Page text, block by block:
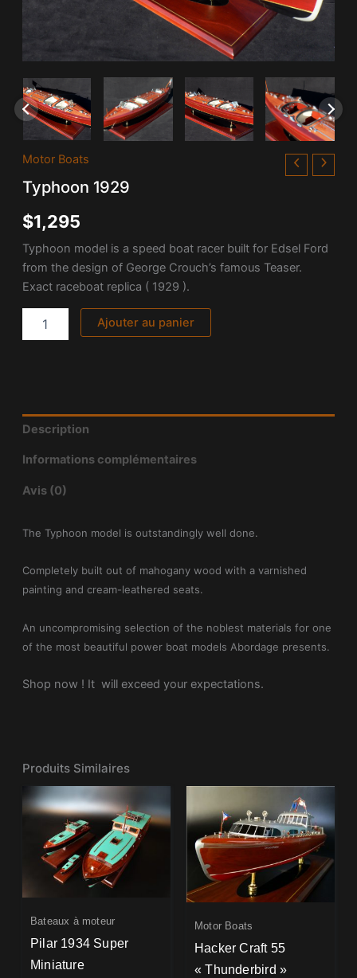
Motor Boats
Typhoon 1929
$1,295
Typhoon model is a speed boat racer built for Edsel Ford
from the design of George Crouch’s famous Teaser.
Exact raceboat replica ( 1929 ).
quantité
Typhoon
Ajouter au panier
Description
Informations complémentaires
Avis (0)
The Typhoon model is outstandingly well done.
Completely built out of mahogany wood with a varnished
painting and cream-leathered seats.
An uncompromising selection of the noblest materials for one
of the most beautiful power boat models Abordage presents.
Shop now ! It will exceed your expectations.
Produits Similaires
Bateaux à moteur
Pilar 1934 Super
Miniature
Motor Boats
Hacker Craft 55
« Thunderbird »